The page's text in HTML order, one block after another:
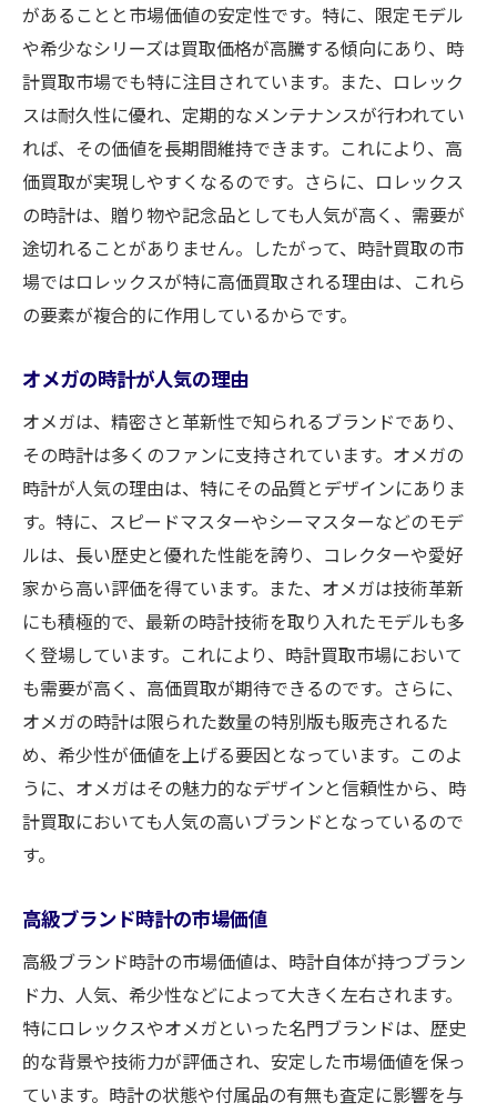
があることと市場価値の安定性です。特に、限定モデル
や希少なシリーズは買取価格が高騰する傾向にあり、時
計買取市場でも特に注目されています。また、ロレック
スは耐久性に優れ、定期的なメンテナンスが行われてい
れば、その価値を長期間維持できます。これにより、高
価買取が実現しやすくなるのです。さらに、ロレックス
の時計は、贈り物や記念品としても人気が高く、需要が
途切れることがありません。したがって、時計買取の市
場ではロレックスが特に高価買取される理由は、これら
の要素が複合的に作用しているからです。
オメガの時計が人気の理由
オメガは、精密さと革新性で知られるブランドであり、
その時計は多くのファンに支持されています。オメガの
時計が人気の理由は、特にその品質とデザインにありま
す。特に、スピードマスターやシーマスターなどのモデ
ルは、長い歴史と優れた性能を誇り、コレクターや愛好
家から高い評価を得ています。また、オメガは技術革新
にも積極的で、最新の時計技術を取り入れたモデルも多
く登場しています。これにより、時計買取市場において
も需要が高く、高価買取が期待できるのです。さらに、
オメガの時計は限られた数量の特別版も販売されるた
め、希少性が価値を上げる要因となっています。このよ
うに、オメガはその魅力的なデザインと信頼性から、時
計買取においても人気の高いブランドとなっているので
す。
高級ブランド時計の市場価値
高級ブランド時計の市場価値は、時計自体が持つブラン
ド力、人気、希少性などによって大きく左右されます。
特にロレックスやオメガといった名門ブランドは、歴史
的な背景や技術力が評価され、安定した市場価値を保っ
ています。時計の状態や付属品の有無も査定に影響を与